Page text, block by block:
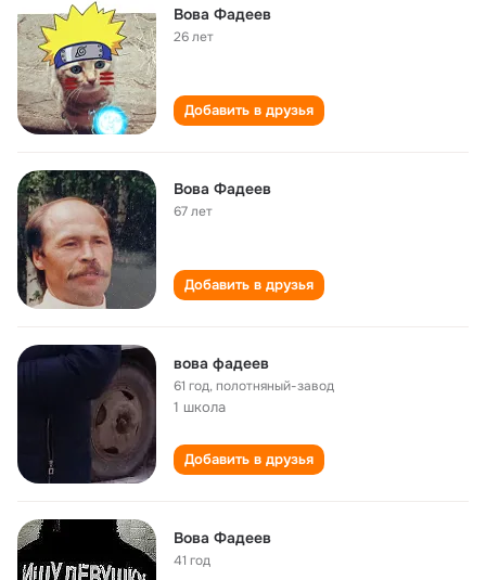
Вова Фадеев
26 лет
Добавить в друзья
Вова Фадеев
67 лет
Добавить в друзья
вова фадеев
61 год,полотняный-завод
1 школа
Добавить в друзья
Вова Фадеев
41 год